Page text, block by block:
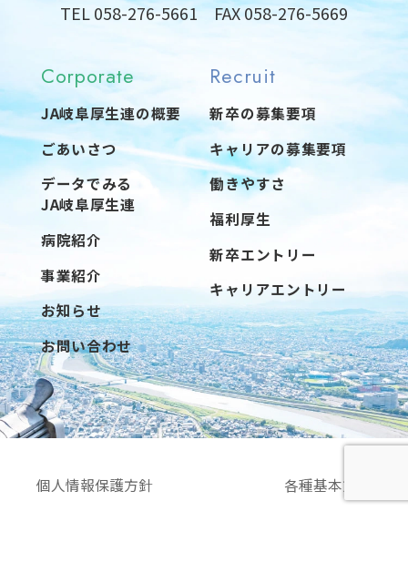
TEL 058-276-5661 FAX 058-276-5669
Corporate
JA岐阜厚生連の概要
ごあいさつ
データでみる
JA岐阜厚生連
病院紹介
事業紹介
お知らせ
お問い合わせ
Recruit
新卒の募集要項
キャリアの募集要項
働きやすさ
福利厚生
新卒エントリー
キャリアエントリー
個人情報保護方針
各種基本方針